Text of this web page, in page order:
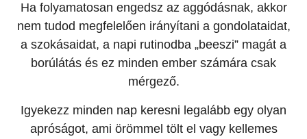
Ha folyamatosan engedsz az aggódásnak, akkor
nem tudod megfelelően irányítani a gondolataidat,
a szokásaidat, a napi rutinodba „beeszi” magát a
borúlátás és ez minden ember számára csak
mérgező.
Igyekezz minden nap keresni legalább egy olyan
apróságot, ami örömmel tölt el vagy kellemes